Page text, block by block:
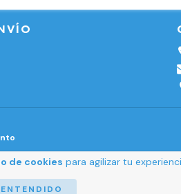
de cookies para agilizar tu
ENTENDIDO